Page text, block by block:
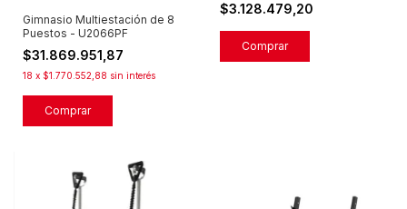
Gimnasio Multiestación de 8
Puestos - U2066PF
$31.869.951,87
18 x $1.770.552,88 sin interés
$3.128.479,20